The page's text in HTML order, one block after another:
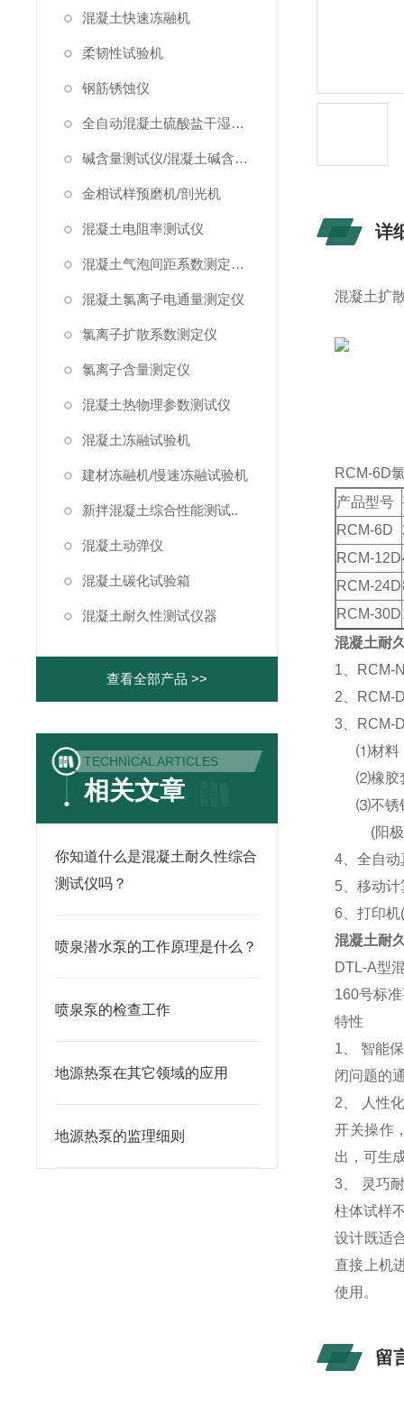
混凝土快速冻融机
柔韧性试验机
钢筋锈蚀仪
全自动混凝土硫酸盐干湿循环试验箱
碱含量测试仪/混凝土碱含量测试仪
金相试样预磨机/剖光机
混凝土电阻率测试仪
混凝土气泡间距系数测定仪/气泡仪
混凝土氯离子电通量测定仪
氯离子扩散系数测定仪
氯离子含量测定仪
混凝土热物理参数测试仪
混凝土冻融试验机
建材冻融机/慢速冻融试验机
新拌混凝土综合性能测试..
混凝土动弹仪
混凝土碳化试验箱
混凝土耐久性测试仪器
查看全部产品 >>
TECHNICAL ARTICLES
相关文章
你知道什么是混凝土耐久性综合
测试仪吗？
喷泉潜水泵的工作原理是什么？
喷泉泵的检查工作
地源热泵在其它领域的应用
地源热泵的监理细则
详
混凝土扩
RCM-6D
产品型号
RCM-6D
RCM-12D
RCM-24D
RCM-30D
混凝土耐
1、RCM-
2、RCM-
3、RCM-
⑴材料
⑵橡胶套
⑶不锈钢
(阳极
4、全自
5、移动
6、打印机
混凝土耐
DTL-A型
160号标
特性
1、 智能
闭问题的
2、 人性
开关操作
出，可生
3、 灵巧
柱体试样
设计既适
直接上机
使用。
留